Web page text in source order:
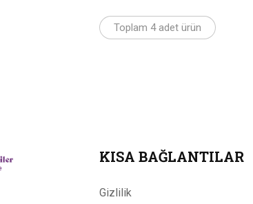
Toplam 4 adet ürün
KISA BAĞLANTILAR
Gizlilik